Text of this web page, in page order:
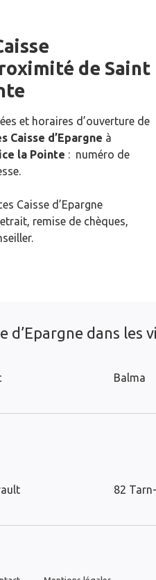
de Saint
et horaires d’ouverture de
Caisse d’Epargne à
la Pointe : numéro de
Caisse d’Epargne
remise de chèques,
d’Epargne dans les
Balma
82